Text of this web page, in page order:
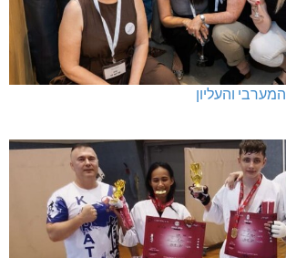
והעליון